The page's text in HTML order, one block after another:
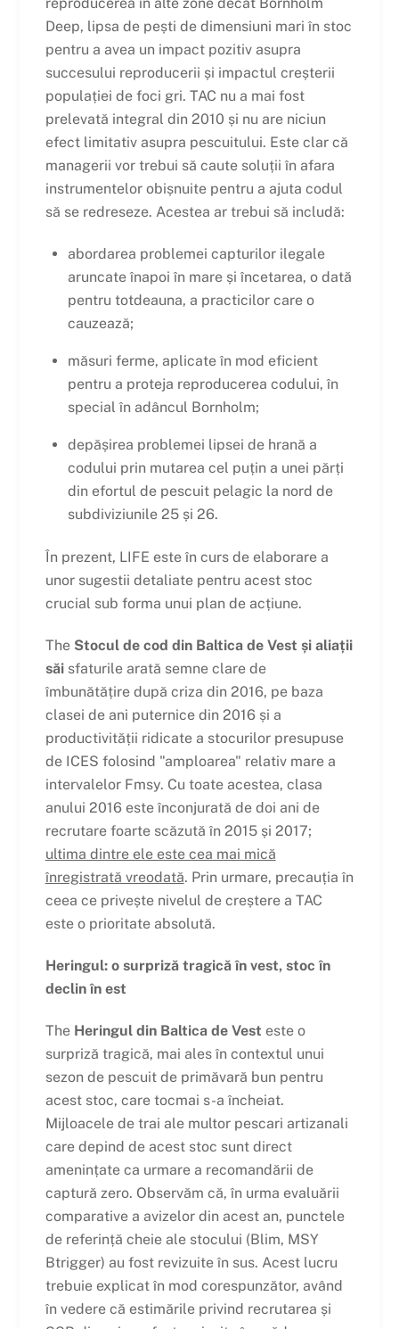
Deep, lipsa de pești de dimensiuni mari în stoc
pentru a avea un impact pozitiv asupra
succesului reproducerii și impactul creșterii
populației de foci gri. TAC nu a mai fost
prelevată integral din 2010 și nu are niciun
efect limitativ asupra pescuitului. Este clar că
managerii vor trebui să caute soluții în afara
instrumentelor obișnuite pentru a ajuta codul
să se redreseze. Acestea ar trebui să includă:
abordarea problemei capturilor ilegale
aruncate înapoi în mare și încetarea, o dată
pentru totdeauna, a practicilor care o
cauzează;
măsuri ferme, aplicate în mod eficient
pentru a proteja reproducerea codului, în
special în adâncul Bornholm;
depășirea problemei lipsei de hrană a
codului prin mutarea cel puțin a unei părți
din efortul de pescuit pelagic la nord de
subdiviziunile 25 și 26.
În prezent, LIFE este în curs de elaborare a
unor sugestii detaliate pentru acest stoc
crucial sub forma unui plan de acțiune.
The Stocul de cod din Baltica de Vest și aliații
săi sfaturile arată semne clare de
îmbunătățire după criza din 2016, pe baza
clasei de ani puternice din 2016 și a
productivității ridicate a stocurilor presupuse
de ICES folosind "amploarea" relativ mare a
intervalelor Fmsy. Cu toate acestea, clasa
anului 2016 este înconjurată de doi ani de
recrutare foarte scăzută în 2015 și 2017;
ultima dintre ele este cea mai mică
înregistrată vreodată. Prin urmare, precauția în
ceea ce privește nivelul de creștere a TAC
este o prioritate absolută.
Heringul: o surpriză tragică în vest, stoc în
declin în est
The Heringul din Baltica de Vest este o
surpriză tragică, mai ales în contextul unui
sezon de pescuit de primăvară bun pentru
acest stoc, care tocmai s-a încheiat.
Mijloacele de trai ale multor pescari artizanali
care depind de acest stoc sunt direct
amenințate ca urmare a recomandării de
captură zero. Observăm că, în urma evaluării
comparative a avizelor din acest an, punctele
de referință cheie ale stocului (Blim, MSY
Btrigger) au fost revizuite în sus. Acest lucru
trebuie explicat în mod corespunzător, având
în vedere că estimările privind recrutarea și